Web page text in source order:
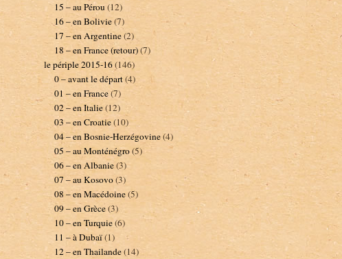
15 – au Pérou(12)
16 – en Bolivie(7)
17 – en Argentine(2)
18 – en France (retour)(7)
le périple 2015-16(146)
0 – avant le départ(4)
01 – en France(7)
02 – en Italie(12)
03 – en Croatie(10)
04 – en Bosnie-Herzégovine(4)
05 – au Monténégro(5)
06 – en Albanie(3)
07 – au Kosovo(3)
08 – en Macédoine(5)
09 – en Grèce(3)
10 – en Turquie(6)
11 – à Dubaï(1)
12 – en Thailande(14)